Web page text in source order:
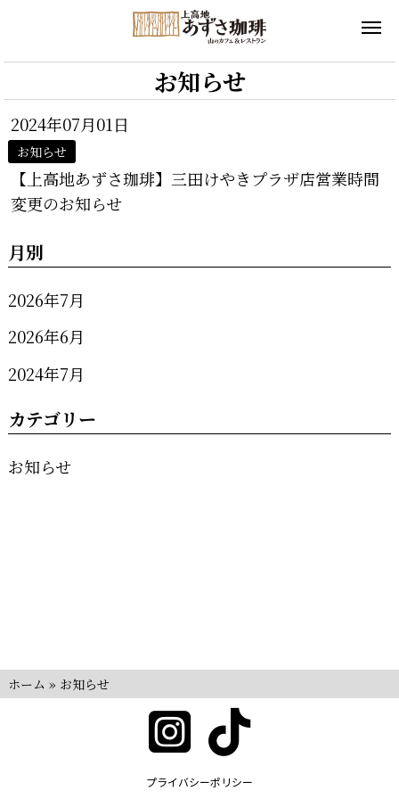
お知らせ
2024年07月01日
お知らせ
【上高地あずさ珈琲】三田けやきプラザ店営業時間
変更のお知らせ
月別
2026年7月
2026年6月
2024年7月
カテゴリー
お知らせ
ホーム » お知らせ
プライバシーポリシー